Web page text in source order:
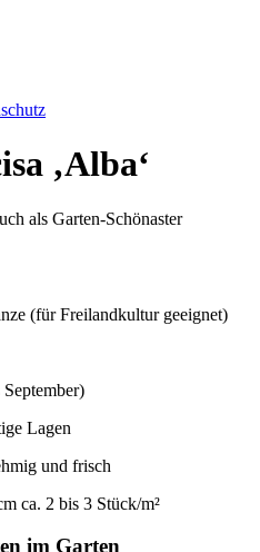
‚Alba‘
als Garten-Schönaster
(für Freilandkultur geeignet)
Lagen
und frisch
ca. 2 bis 3 Stück/m²
im Garten